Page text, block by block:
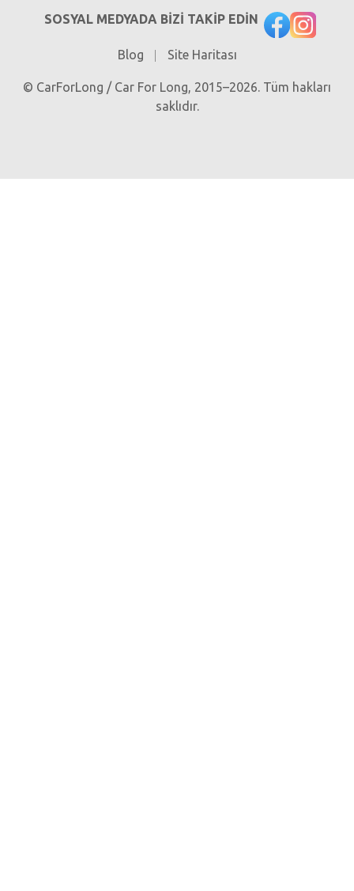
SOSYAL MEDYADA BIZI TAKIP EDIN
Blog Site Haritası
© CarForLong / Car For Long, 2015–2026. Tüm hakları
saklıdır.